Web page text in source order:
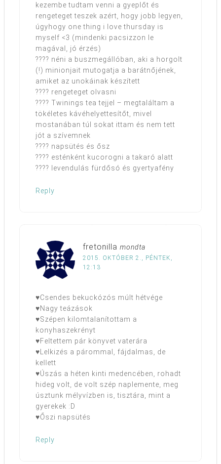
kezembe tudtam venni a gyeplőt és
rengeteget teszek azért, hogy jobb legyen,
úgyhogy one thing i love thursday is
myself <3 (mindenki pacsizzon le
magával, jó érzés)
???? néni a buszmegállóban, aki a horgolt
(!) minionjait mutogatja a barátnőjének,
amiket az unokáinak készített
???? rengeteget olvasni
???? Twinings tea tejjel – megtaláltam a
tökéletes kávéhelyettesítőt, mivel
mostanában túl sokat ittam és nem tett
jót a szívemnek
???? napsütés és ősz
???? esténként kucorogni a takaró alatt
???? levendulás fürdősó és gyertyafény
Reply
fretonilla mondta
2015. OKTÓBER 2., PÉNTEK,
12:13
♥Csendes bekuckózós múlt hétvége
♥Nagy teázások
♥Szépen kilomtalanítottam a
konyhaszekrényt
♥Feltettem pár könyvet vaterára
♥Lelkizés a párommal, fájdalmas, de
kellett
♥Úszás a héten kinti medencében, rohadt
hideg volt, de volt szép naplemente, meg
úsztunk mélyvízben is, tisztára, mint a
gyerekek :D
♥Őszi napsütés
Reply